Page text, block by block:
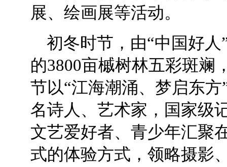
展、绘画展等活动。
初冬时节，由“中国好
的3800亩槭树林五彩斑斓
节以“江海潮涌、梦启东
名诗人、艺术家，国家级
文艺爱好者、青少年汇聚
式的体验方式，领略摄影